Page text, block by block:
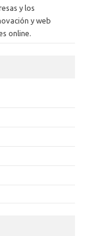
y los
y web
online.